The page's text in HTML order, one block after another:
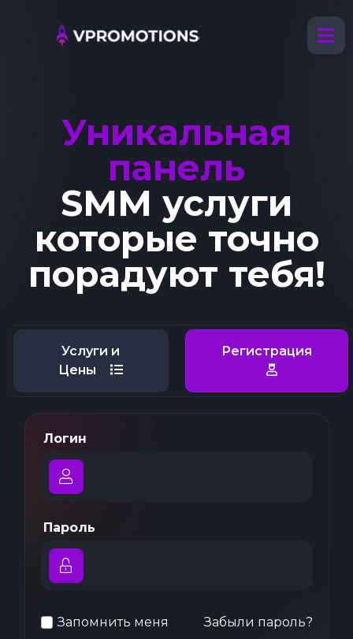
Уникальная
панель
SMM услуги
которые точно
порадуют тебя!
Услуги и
Цены
Регистрация
Логин
Пароль
Запомнить меня Забыли пароль?